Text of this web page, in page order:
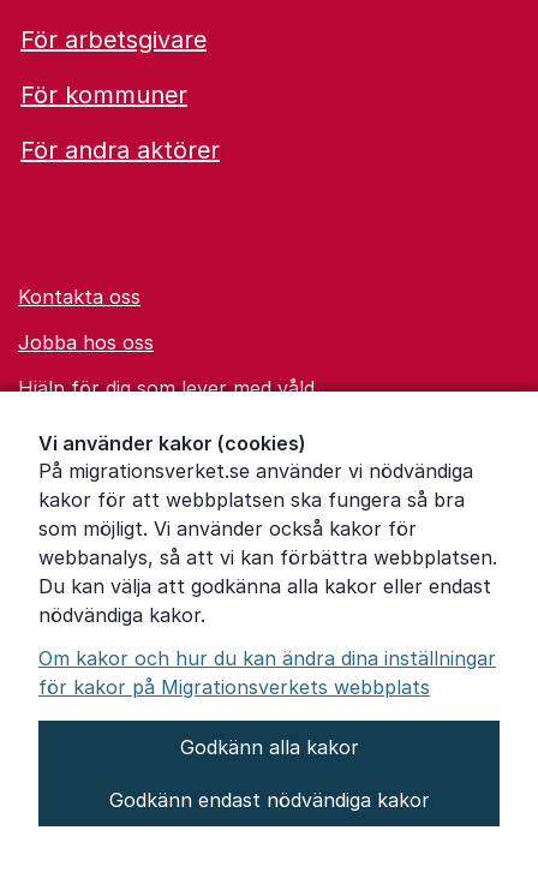
Vi använder kakor (cookies)
På migrationsverket.se använder vi nödvändiga
kakor för att webbplatsen ska fungera så bra
som möjligt. Vi använder också kakor för
webbanalys, så att vi kan förbättra webbplatsen.
Du kan välja att godkänna alla kakor eller endast
nödvändiga kakor.
Om kakor och hur du kan ändra dina inställningar
för kakor på Migrationsverkets webbplats
Godkänn alla kakor
Godkänn endast nödvändiga kakor
För arbetsgivare
För kommuner
För andra aktörer
Kontakta oss
Jobba hos oss
Hjälp för dig som lever med våld
Ordförklaringar
Om Migrationsverket
Pressrum
Tillgänglighetsredogörelse
Other languages
Behandling av personuppgifter